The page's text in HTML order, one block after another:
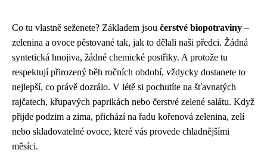
Co tu vlastně seženete? Základem jsou čerstvé biopotraviny –
zelenina a ovoce pěstované tak, jak to dělali naši předci. Žádná
syntetická hnojiva, žádné chemické postřiky. A protože tu
respektují přirozený běh ročních období, vždycky dostanete to
nejlepší, co právě dozrálo. V létě si pochutíte na šťavnatých
rajčatech, křupavých paprikách nebo čerstvé zelené salátu. Když
přijde podzim a zima, přichází na řadu kořenová zelenina, zelí
nebo skladovatelné ovoce, které vás provede chladnějšími
měsíci.